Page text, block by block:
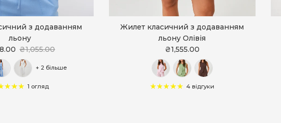
з додаванням
льону
₴1,055.00
+ 2 більше
1 огляд
Жилет класичний з додаванням
льону Олівія
₴1,555.00
4 відгуки